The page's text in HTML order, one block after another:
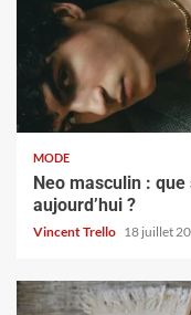
MODE
Neo masculin :
aujourd’hui ?
Vincent Trello 18 juillet